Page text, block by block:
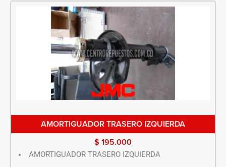
AMORTIGUADOR TRASERO IZQUIERDA
$ 195.000
AMORTIGUADOR TRASERO IZQUIERDA